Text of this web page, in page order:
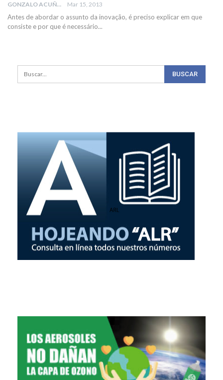
GONZALO ACUÑA Mar 15, 2013
Antes de abordar o assunto da inovação, é preciso explicar em que
consiste e por que é necessário...